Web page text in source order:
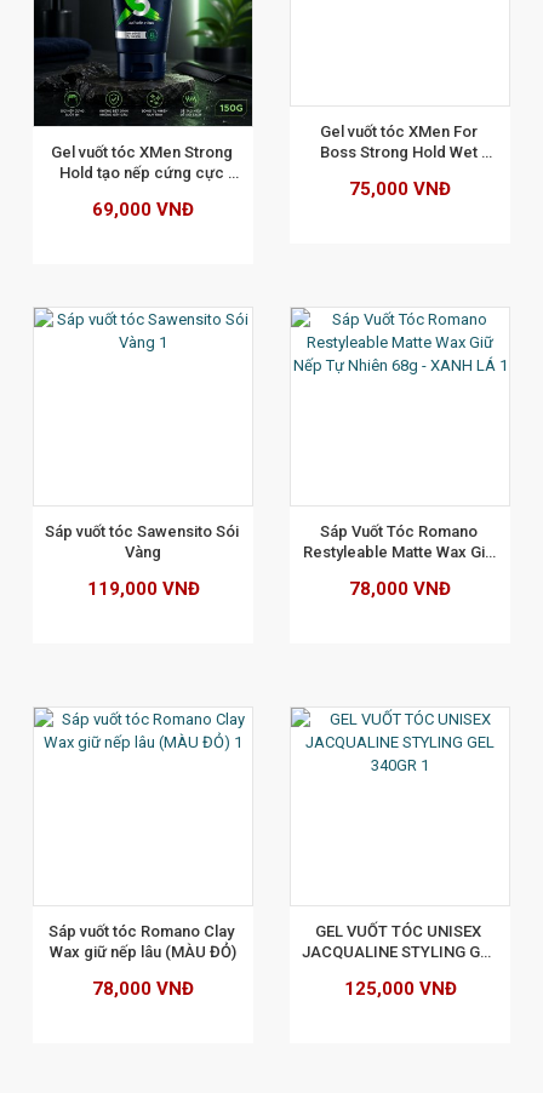
Gel vuốt tóc XMen Strong
Hold tạo nếp cứng cực
69,000 VNĐ
XEM CHI TIẾT
Gel vuốt tóc XMen For
Boss Strong Hold Wet
75,000 VNĐ
Sáp vuốt tóc Sawensito Sói
Vàng
119,000 VNĐ
Sáp Vuốt Tóc Romano
Restyleable Matte Wax Giữ
LÁ
78,000 VNĐ
Sáp vuốt tóc Romano Clay
Wax giữ nếp lâu (MÀU ĐỎ)
78,000 VNĐ
GEL VUỐT TÓC UNISEX
JACQUALINE STYLING GEL
125,000 VNĐ